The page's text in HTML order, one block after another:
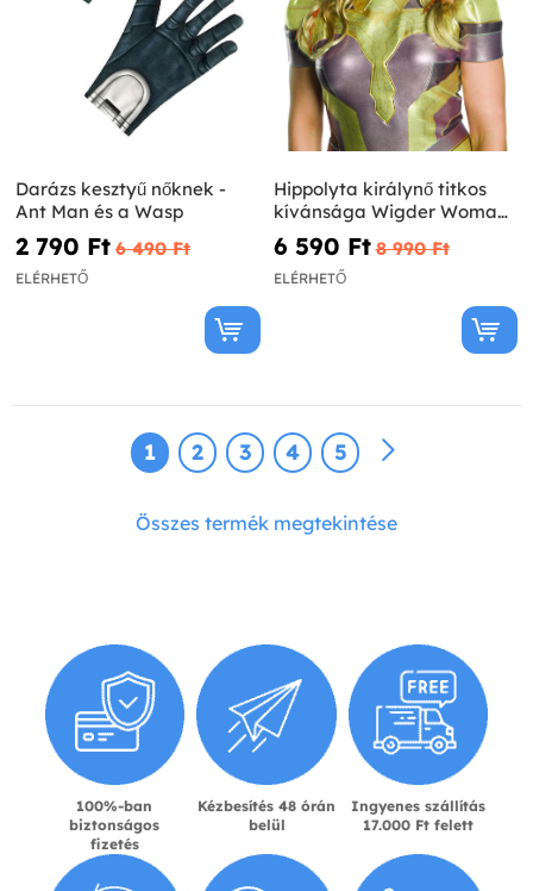
Darázs kesztyű nőknek -
Ant Man és a Wasp
2 790 Ft‎ 6 490 Ft‎
ELÉRHETŐ
Hippolyta királynő titkos
kívánsága Wigder Woman
paróka a nők számára
6 590 Ft‎ 8 990 Ft‎
ELÉRHETŐ
1 2 3 4 5
Összes termék megtekintése
100%-ban
biztonságos
fizetés
Kézbesítés 48 órán
belül
Ingyenes szállítás
17.000 Ft felett